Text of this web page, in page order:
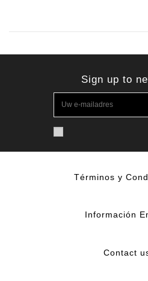
Sign up to
Términos y
Información
Contact